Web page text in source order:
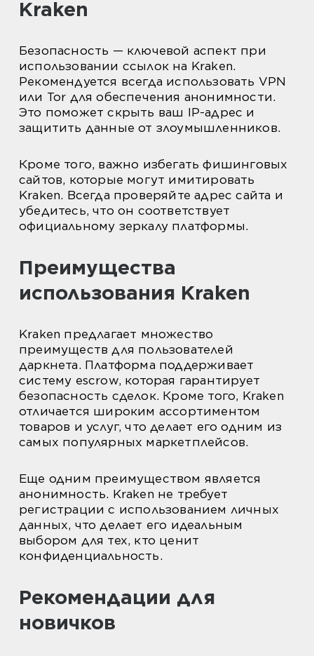
Kraken
Безопасность — ключевой аспект при
использовании ссылок на Kraken.
Рекомендуется всегда использовать VPN
или Tor для обеспечения анонимности.
Это поможет скрыть ваш IP-адрес и
защитить данные от злоумышленников.
Кроме того, важно избегать фишинговых
сайтов, которые могут имитировать
Kraken. Всегда проверяйте адрес сайта и
убедитесь, что он соответствует
официальному зеркалу платформы.
Преимущества
использования Kraken
Kraken предлагает множество
преимуществ для пользователей
даркнета. Платформа поддерживает
систему escrow, которая гарантирует
безопасность сделок. Кроме того, Kraken
отличается широким ассортиментом
товаров и услуг, что делает его одним из
самых популярных маркетплейсов.
Еще одним преимуществом является
анонимность. Kraken не требует
регистрации с использованием личных
данных, что делает его идеальным
выбором для тех, кто ценит
конфиденциальность.
Рекомендации для
новичков